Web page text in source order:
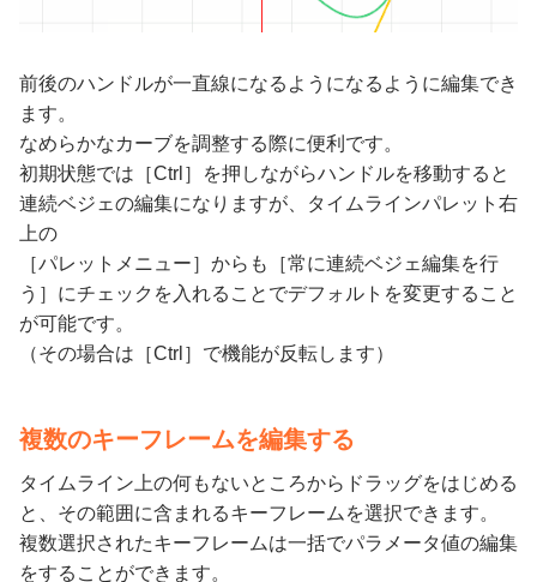
前後のハンドルが一直線になるようになるように編集でき
ます。
なめらかなカーブを調整する際に便利です。
初期状態では［Ctrl］を押しながらハンドルを移動すると
連続ベジェの編集になりますが、タイムラインパレット右
上の
［パレットメニュー］からも［常に連続ベジェ編集を行
う］にチェックを入れることでデフォルトを変更すること
が可能です。
（その場合は［Ctrl］で機能が反転します）
複数のキーフレームを編集する
タイムライン上の何もないところからドラッグをはじめる
と、その範囲に含まれるキーフレームを選択できます。
複数選択されたキーフレームは一括でパラメータ値の編集
をすることができます。